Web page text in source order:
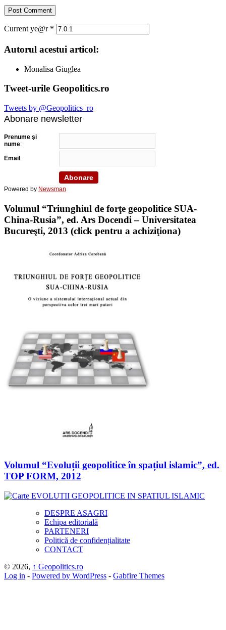
Current ye@r *
Autorul acestui articol:
Monalisa Giuglea
Tweet-urile Geopolitics.ro
Tweets by @Geopolitics_ro
Abonare newsletter
Prenume şi
nume:
Email :
Powered by Newsman
Volumul “Triunghiul de forţe geopolitice SUA-
China-Rusia”, ed. Ars Docendi – Universitatea
Bucureşti, 2013 (click pentru a achiziţiona)
Volumul “Evoluții geopolitice în spațiul islamic”, ed.
TOP FORM, 2012
DESPRE ASAGRI
Echipa editorială
PARTENERI
Politică de confidențialitate
CONTACT
© 2026, ↑ Geopolitics.ro
Log in - Powered by WordPress - Gabfire Themes